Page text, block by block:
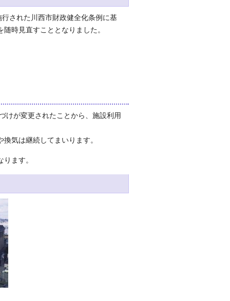
された川西市財政健全化条例に基
時見直すこととなりました。
けが変更されたことから、施設利用
気は継続してまいります。
ます。